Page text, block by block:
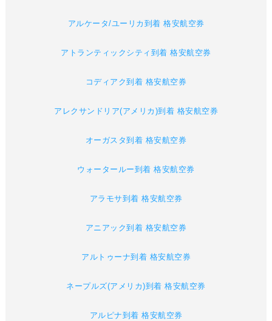
アルケータ/ユーリカ到着 格安航空券
アトランティックシティ到着 格安航空券
コディアク到着 格安航空券
アレクサンドリア(アメリカ)到着 格安航空券
オーガスタ到着 格安航空券
ウォータールー到着 格安航空券
アラモサ到着 格安航空券
アニアック到着 格安航空券
アルトゥーナ到着 格安航空券
ネープルズ(アメリカ)到着 格安航空券
アルピナ到着 格安航空券